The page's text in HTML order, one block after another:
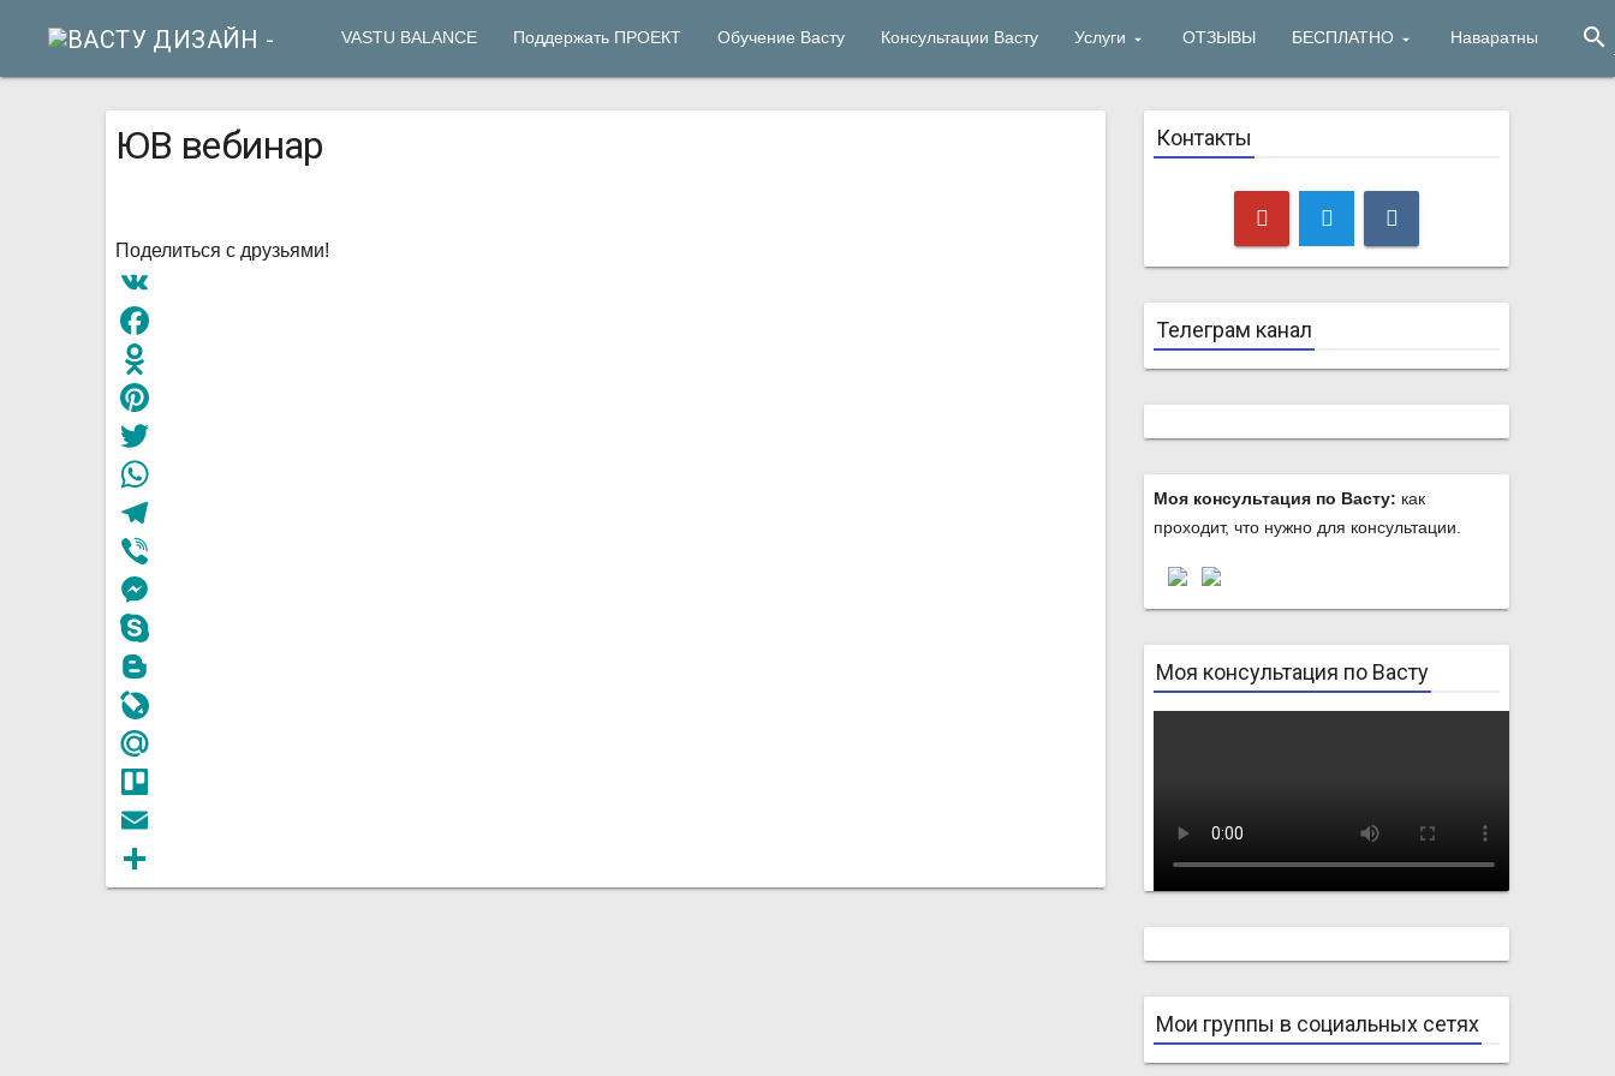
VASTU BALANCE Поддержать ПРОЕКТ Обучение Васту Консультации Васту Услуги ОТЗЫВЫ БЕСПЛАТНО Наваратны search
ЮВ вебинар
Поделиться с друзьями!
VK
Facebook
Odnoklassniki
Pinterest
Twitter
WhatsApp
Telegram
Viber
Messenger
Skype
Blogger
LiveJournal
Mail.Ru
Trello
Email
Отправить
Контакты
Телеграм канал
Моя консультация по Васту: как
проходит, что нужно для консультации.
Моя консультация по Васту
Мои группы в социальных сетях